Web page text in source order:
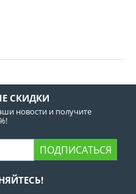
СКИДКИ
новости и получите
ПОДПИСАТЬСЯ